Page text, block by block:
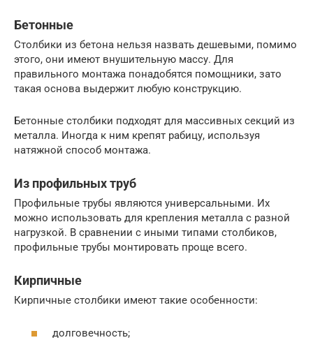
Бетонные
Столбики из бетона нельзя назвать дешевыми, помимо
этого, они имеют внушительную массу. Для
правильного монтажа понадобятся помощники, зато
такая основа выдержит любую конструкцию.
Бетонные столбики подходят для массивных секций из
металла. Иногда к ним крепят рабицу, используя
натяжной способ монтажа.
Из профильных труб
Профильные трубы являются универсальными. Их
можно использовать для крепления металла с разной
нагрузкой. В сравнении с иными типами столбиков,
профильные трубы монтировать проще всего.
Кирпичные
Кирпичные столбики имеют такие особенности:
долговечность;